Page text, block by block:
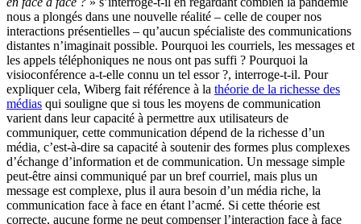
nous a plongés dans une nouvelle réalité – celle de couper nos
interactions présentielles – qu’aucun spécialiste des communications
distantes n’imaginait possible. Pourquoi les courriels, les messages et
les appels téléphoniques ne nous ont pas suffi ? Pourquoi la
visioconférence a-t-elle connu un tel essor ?, interroge-t-il. Pour
expliquer cela, Wiberg fait référence à la théorie de la richesse des
médias qui souligne que si tous les moyens de communication
varient dans leur capacité à permettre aux utilisateurs de
communiquer, cette communication dépend de la richesse d’un
média, c’est-à-dire sa capacité à soutenir des formes plus complexes
d’échange d’information et de communication. Un message simple
peut-être ainsi communiqué par un bref courriel, mais plus un
message est complexe, plus il aura besoin d’un média riche, la
communication face à face en étant l’acmé. Si cette théorie est
correcte, aucune forme ne peut compenser l’interaction face à face